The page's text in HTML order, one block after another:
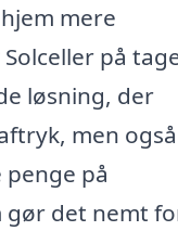
mere
på
løsning, der
men også
på
gør det nemt